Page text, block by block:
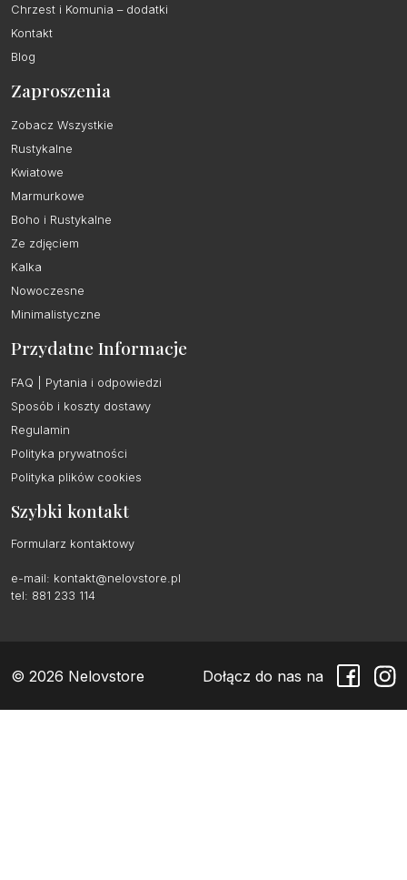
Chrzest i Komunia – dodatki
Kontakt
Blog
Zaproszenia
Zobacz Wszystkie
Rustykalne
Kwiatowe
Marmurkowe
Boho i Rustykalne
Ze zdjęciem
Kalka
Nowoczesne
Minimalistyczne
Przydatne Informacje
FAQ | Pytania i odpowiedzi
Sposób i koszty dostawy
Regulamin
Polityka prywatności
Polityka plików cookies
Szybki kontakt
Formularz kontaktowy
e-mail: kontakt@nelovstore.pl
tel: 881 233 114
© 2026 Nelovstore Dołącz do nas na